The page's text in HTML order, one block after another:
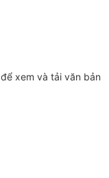
để xem và tải văn bản